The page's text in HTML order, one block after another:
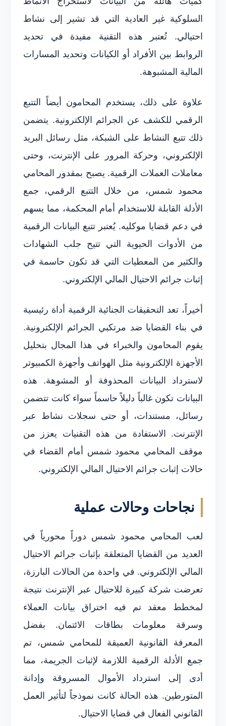
السلوكية غير العادية التي قد تشير إلى نشاط
احتيالي. تُعتبر هذه التقنية مفيدة في تحديد
الروابط بين الأفراد أو الكيانات وتحديد المسارات
المالية المشبوهة.
علاوة على ذلك، يستخدم المحامون أيضاً التتبع
الرقمي للكشف عن الجرائم الإلكترونية. يتضمن
ذلك تتبع النشاط على الشبكة، مثل رسائل البريد
الإلكتروني، وحركة المرور على الإنترنت، وحتى
معاملات العملات الرقمية. يصبح بمقدور المحامي
محمود شمس، من خلال التتبع الرقمي، جمع
الأدلة القابلة للاستخدام أمام المحكمة، مما يسهم
في دعم قضايا موكليه. يُعتبر تتبع البيانات الرقمية
من الأدوات الحيوية التي تتيح جلب الشهادات
والكثير من المعطيات التي قد تكون حاسمة في
إثبات جرائم الاحتيال المالي الإلكتروني.
أخيراً، تعد التحقيقات الجنائية الرقمية أداة رئيسية
في بناء القضايا ضد مرتكبي الجرائم الإلكترونية.
يقوم المحامون والخبراء في هذا المجال بتحليل
الأجهزة الإلكترونية مثل الهواتف وأجهزة الكمبيوتر
لاسترداد البيانات المحذوفة أو المشوهة. هذه
البيانات تكون غالباً دليلاً حاسماً سواء كانت تتضمن
رسائل، مستندات، أو حتى سجلات نشاط عبر
الإنترنت. الاستفادة من هذه التقنيات يعزز من
موقف المحامي محمود شمس أمام القضاء في
حالات إثبات جرائم الاحتيال المالي الإلكتروني.
نجاحات وحالات عملية
لعب المحامي محمود شمس دوراً محورياً في
العديد من القضايا المتعلقة بإثبات جرائم الاحتيال
المالي الإلكتروني. في واحدة من الحالات البارزة،
تعرضت شركة كبيرة للاحتيال عبر الإنترنت نتيجة
لمخطط معقد تم فيه اختراق بيانات العملاء
وسرقة معلومات بطاقات الائتمان. بفضل
المعرفة القانونية العميقة للمحامي شمس، تم
جمع الأدلة الرقمية اللازمة لإثبات الجريمة، مما
أدى إلى استرداد الأموال المسروقة وإدانة
المتورطين. هذه الحالة كانت نموذجاً لتأثير العمل
القانوني الفعال في قضايا الاحتيال.